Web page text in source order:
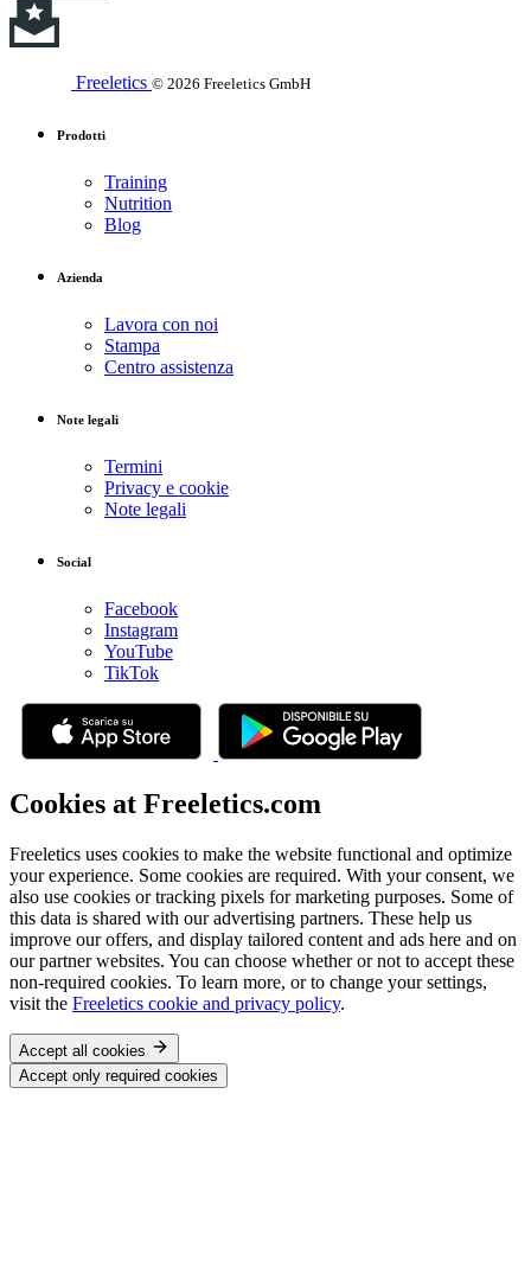
Freeletics © 2026 Freeletics GmbH
Prodotti
Training
Nutrition
Blog
Azienda
Lavora con noi
Stampa
Centro assistenza
Note legali
Termini
Privacy e cookie
Note legali
Social
Facebook
Instagram
YouTube
TikTok
Cookies at Freeletics.com
Freeletics uses cookies to make the website functional and optimize
your experience. Some cookies are required. With your consent, we
also use cookies or tracking pixels for marketing purposes. Some of
this data is shared with our advertising partners. These help us
improve our offers, and display tailored content and ads here and on
our partner websites. You can choose whether or not to accept these
non-required cookies. To learn more, or to change your settings,
visit the Freeletics cookie and privacy policy.
Accept all cookies
Accept only required cookies